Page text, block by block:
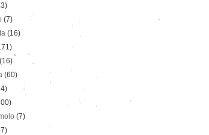
(7)
(16)
(16)
(60)
(7)